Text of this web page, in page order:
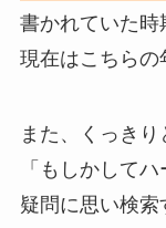
書かれていた時
現在はこちらの
また、くっきり
「もしかして
疑問に思い検索